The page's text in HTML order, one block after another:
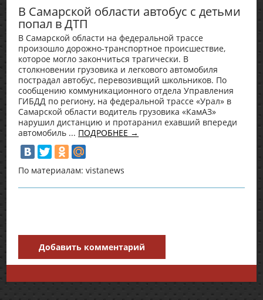
В Самарской области автобус с детьми
попал в ДТП
В Самарской области на федеральной трассе
произошло дорожно-транспортное происшествие,
которое могло закончиться трагически. В
столкновении грузовика и легкового автомобиля
пострадал автобус, перевозивщий школьников. По
сообщению коммуникационного отдела Управления
ГИБДД по региону, на федеральной трассе «Урал» в
Самарской области водитель грузовика «КамАЗ»
нарушил дистанцию и протаранил ехавший впереди
автомобиль ... ПОДРОБНЕЕ →
По материалам: vistanews
Добавить комментарий